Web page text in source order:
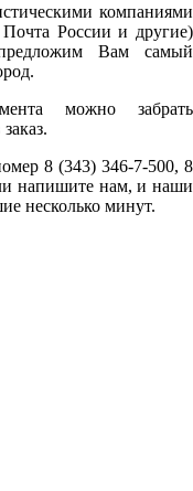
компаниями
России и другие)
Вам самый
можно забрать
8 (343) 346-7-500, 8
напишите нам, и наши
несколько минут.